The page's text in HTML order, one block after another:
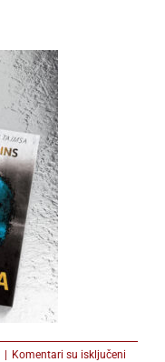
| Komentari su isključeni